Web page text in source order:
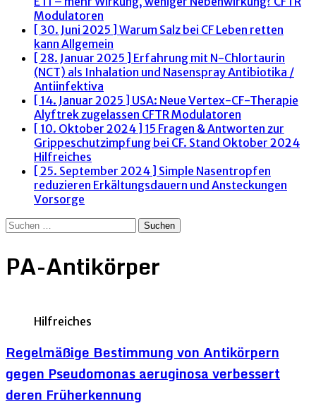
Modulatoren
[ 30. Juni 2025 ] Warum Salz bei CF Leben retten
kann Allgemein
[ 28. Januar 2025 ] Erfahrung mit N-Chlortaurin
(NCT) als Inhalation und NasensprayAntibiotika /
Antiinfektiva
[ 14. Januar 2025 ] USA: Neue Vertex-CF-Therapie
Alyftrek zugelassen CFTR Modulatoren
[ 10. Oktober 2024 ] 15 Fragen & Antworten zur
Grippeschutzimpfung bei CF. Stand Oktober 2024
Hilfreiches
[ 25. September 2024 ] Simple Nasentropfen
reduzieren Erkältungsdauern und Ansteckungen
Vorsorge
Suchen
PA-Antikörper
Hilfreiches
Regelmäßige Bestimmung von Antikörpern
gegen Pseudomonas aeruginosa verbessert
deren Früherkennung